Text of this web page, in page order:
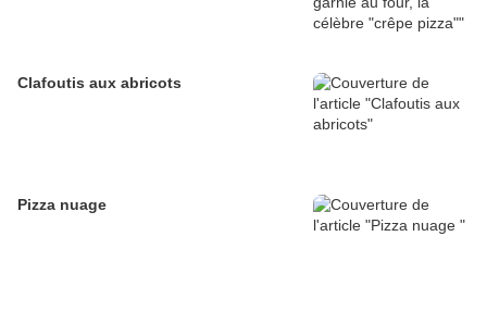
Clafoutis aux abricots
Pizza nuage